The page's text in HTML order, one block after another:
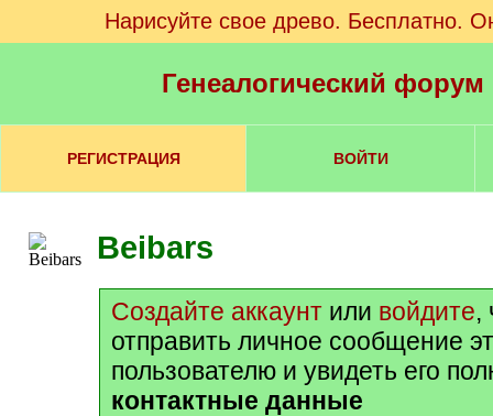
Нарисуйте свое древо. Бесплатно.
Генеалогический
РЕГИСТРАЦИЯ ВОЙТИ
Beibars
Создайте аккаунт или войдите,
отправить личное сообщение
пользователю и увидеть его
контактные данные